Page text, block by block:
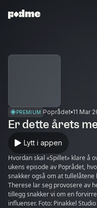
PREMIUM Poprådet 11 Mar
Er dette årets
Lytt i appen
Hvordan skal «Spillet» klare å
ukens episode av Poprådet,
snakker også om at
Therese lar seg provosere av
tillegg snakker vi om en
influenser. Foto: